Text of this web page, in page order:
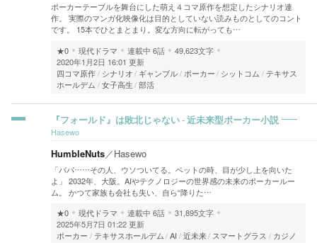
ポーカーテーブルを舞台にした萌え４コマ原作を想定したシナリオ連
作。 実際のマンガ化映像化は目的としていない読みものとしてのコント
です。 15本でひとまとまり。変な方向に転がっても…
★0
現代ドラマ 連載中 6話
49,623文字
2020年1月2日 16:01 更新
四コマ原作
シナリオ ギャンブル ポーカー シットコム
テキサス
ホールデム
女子高生 部活
『フォールド』は敗北じゃない - 近未来型ポーカー小説
Hasewo
HumbleNuts／Hasewo
「パパ……その人、ウソついてる。ベットの時、目が少し上を向いた
よ」 2032年、大阪。AIやテクノロジーの世界感の未来のポーカールー
ム。 かつて家族も会社も失い、自ら“降りた…
★0
現代ドラマ 連載中 6話
31,895文字
2025年5月7日 01:22 更新
ポーカー
テキサスホールデム AI 近未来 スマートグラス カジノ